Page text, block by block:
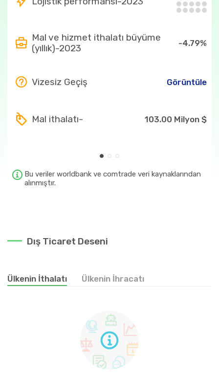
Mal ve hizmet ithalatı büyüme
(yıllık)-2023
-4.79%
Vizesiz Geçiş Görüntüle
Mal ithalatı- 103.00 Milyon $
Bu veriler worldbank ve comtrade veri kaynaklarından
alınmıştır.
Dış Ticaret Deseni
Ülkenin İthalatı Ülkenin İhracatı